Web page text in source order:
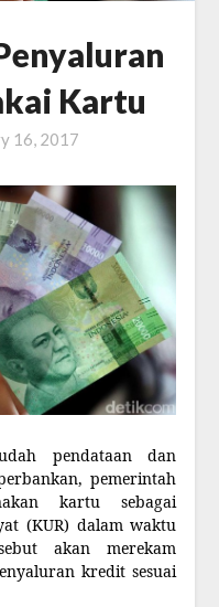
Kartu
16, 2017
pendataan dan
pemerintah
kartu sebagai
(KUR) dalam waktu
akan merekam
kredit sesuai